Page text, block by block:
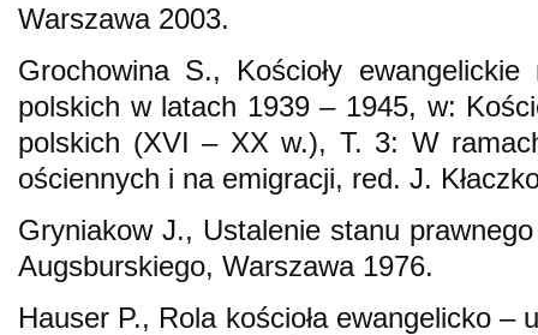
Warszawa 2003.
Grochowina S., Kościoły
polskich w latach 1939 – 1945, w:
polskich (XVI – XX w.), T. 3: W
ościennych i na emigracji, red. J.
Gryniakow J., Ustalenie stanu
Augsburskiego, Warszawa 1976.
Hauser P., Rola kościoła ewangelicko –